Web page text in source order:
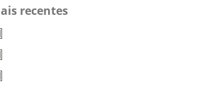
recentes